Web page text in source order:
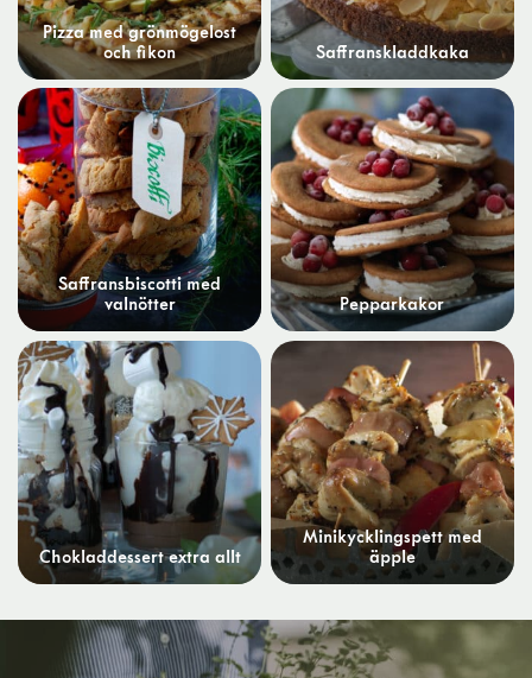
Pizza med grönmögelost
och fikon
Saffranskladdkaka
Saffransbiscotti med
valnötter
Pepparkakor
Chokladdessert extra allt
Minikycklingspett med
äpple